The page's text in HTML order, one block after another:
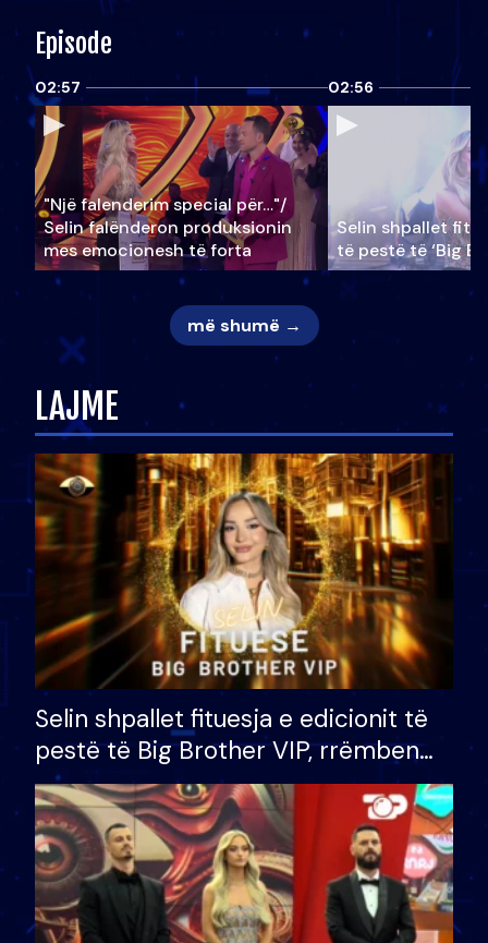
Episode
02:57
"Një falenderim special për…"/
Selin falënderon produksionin
mes emocionesh të forta
02:56
Selin shpallet
të pestë të ‘Big
më shumë →
LAJME
Selin shpallet fituesja e edicionit të
pestë të Big Brother VIP, rrëmben
çmimin e madh prej 100 mijë eurosh